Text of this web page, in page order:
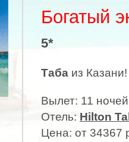
Богатый
5*
Таба из Казани!
Вылет: 11
Отель: Hilton
Цена: от 34367